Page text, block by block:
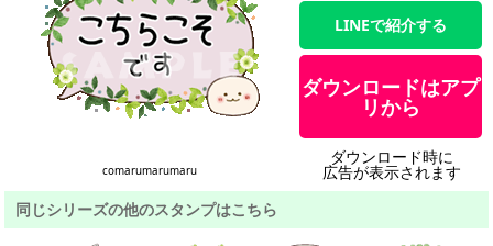
comarumarumaru
LINEで紹介する
ダウンロードはアプ
リから
ダウンロード時に
広告が表示されます
同じシリーズの他のスタンプはこちら